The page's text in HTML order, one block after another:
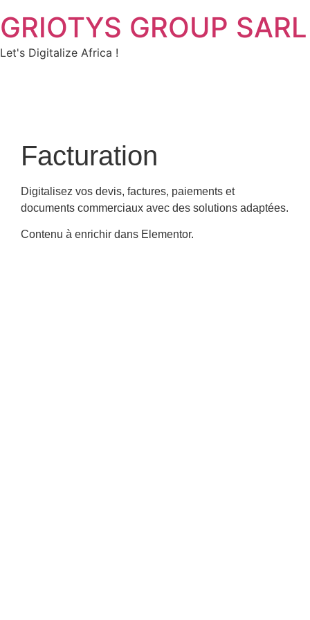
GRIOTYS GROUP SARL
Let's Digitalize Africa !
Facturation
Digitalisez vos devis, factures, paiements et
documents commerciaux avec des solutions adaptées.
Contenu à enrichir dans Elementor.